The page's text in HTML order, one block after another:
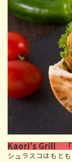
Kaori’s Grill 「
シュラスコはもと